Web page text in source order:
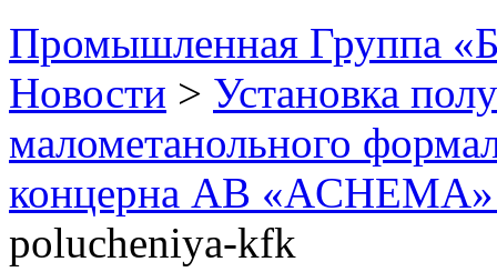
Промышленная Группа
Новости > Установка
малометанольного
концерна АВ
polucheniya-kfk